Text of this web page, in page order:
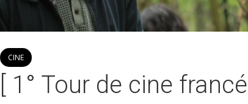
CINE
[ 1° Tour de cine